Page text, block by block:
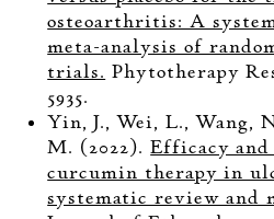
osteoarthritis: A
meta-analysis of
trials. Phytotherapy
5935.
Yin, J., Wei, L., Wang,
M. (2022).Efficacy
curcumin therapy in
systematic review and